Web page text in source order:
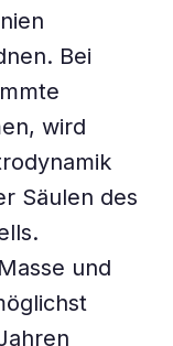
Bei
wird
Säulen des
und